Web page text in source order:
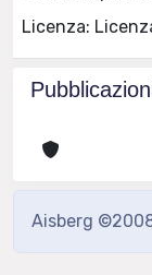
Licenza:
Aisberg